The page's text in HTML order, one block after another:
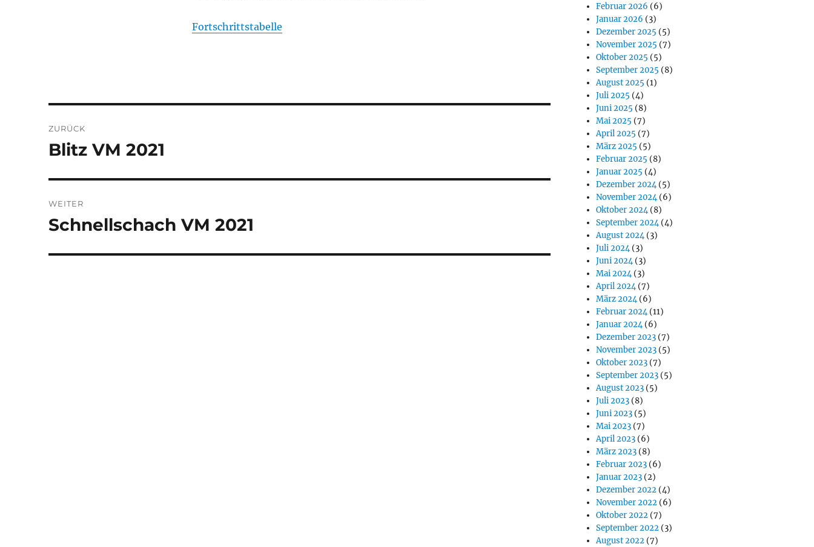
Fortschrittstabelle
ZURÜCK
Vorheriger
Blitz VM 2021
WEITER
Nächster
Schnellschach VM 2021
Februar 2026 (6)
Januar 2026 (3)
Dezember 2025 (5)
November 2025 (7)
Oktober 2025 (5)
September 2025 (8)
August 2025 (1)
Juli 2025 (4)
Juni 2025 (8)
Mai 2025 (7)
April 2025 (7)
März 2025 (5)
Februar 2025 (8)
Januar 2025 (4)
Dezember 2024(5)
November 2024(6)
Oktober 2024(8)
September 2024(4)
August 2024(3)
Juli 2024(3)
Juni 2024(3)
Mai 2024(3)
April 2024(7)
März 2024(6)
Februar 2024(11)
Januar 2024(6)
Dezember 2023 (7)
November 2023 (5)
Oktober 2023 (7)
September 2023 (5)
August 2023 (5)
Juli 2023 (8)
Juni 2023 (5)
Mai 2023 (7)
April 2023 (6)
März 2023 (8)
Februar 2023 (6)
Januar 2023 (2)
Dezember 2022 (4)
November 2022 (6)
Oktober 2022 (7)
September 2022 (3)
August 2022 (7)